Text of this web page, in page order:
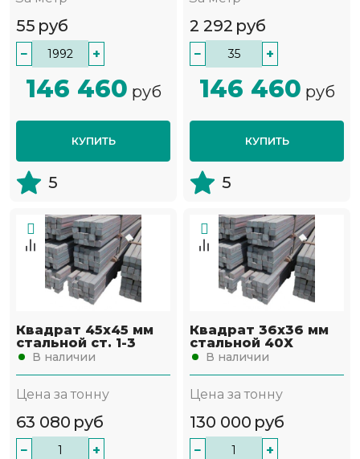
55 руб
− +
146 460 руб
КУПИТЬ
5
2 292 руб
− +
146 460 руб
КУПИТЬ
5
Квадрат 45х45 мм
стальной ст. 1-3
В наличии
Цена за тонну
63 080 руб
− +
Квадрат 36х36 мм
стальной 40Х
В наличии
Цена за тонну
130 000 руб
− +